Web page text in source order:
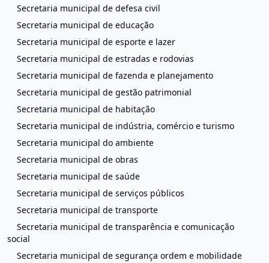
Secretaria municipal de defesa civil
Secretaria municipal de educação
Secretaria municipal de esporte e lazer
Secretaria municipal de estradas e rodovias
Secretaria municipal de fazenda e planejamento
Secretaria municipal de gestão patrimonial
Secretaria municipal de habitação
Secretaria municipal de indústria, comércio e turismo
Secretaria municipal do ambiente
Secretaria municipal de obras
Secretaria municipal de saúde
Secretaria municipal de serviços públicos
Secretaria municipal de transporte
Secretaria municipal de transparência e comunicação
social
Secretaria municipal de segurança ordem e mobilidade